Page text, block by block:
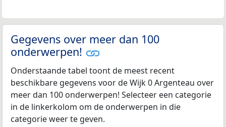
Gegevens over meer dan 100
onderwerpen!
Onderstaande tabel toont de meest recent
beschikbare gegevens voor de Wijk 0 Argenteau over
meer dan 100 onderwerpen! Selecteer een categorie
in de linkerkolom om de onderwerpen in die
categorie weer te geven.